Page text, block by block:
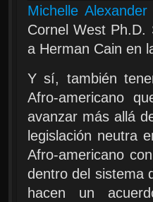
Michelle Alexander
Cornel West
a Herman Cain en
Y sí, también
Afro-americano
avanzar más allá
legislación neutra
Afro-americano
dentro del sistema
hacen un